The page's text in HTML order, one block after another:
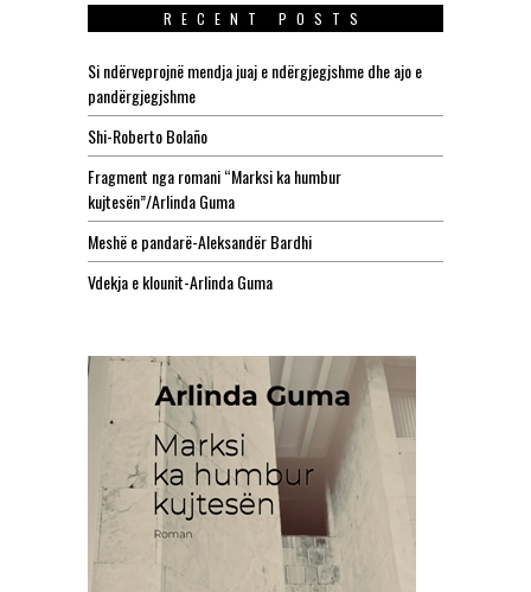
RECENT POSTS
Si ndërveprojnë mendja juaj e ndërgjegjshme dhe ajo e
pandërgjegjshme
Shi-Roberto Bolaño
Fragment nga romani “Marksi ka humbur
kujtesën”/Arlinda Guma
Meshë e pandarë-Aleksandër Bardhi
Vdekja e klounit-Arlinda Guma